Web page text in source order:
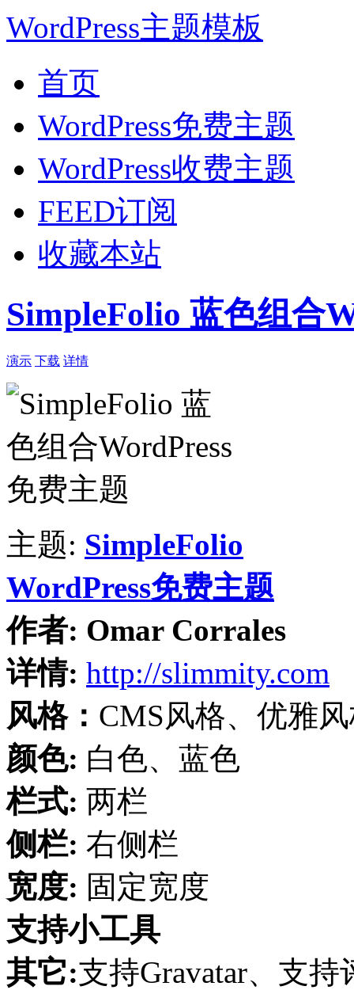
WordPress主题模板
首页
WordPress免费主题
WordPress收费主题
FEED订阅
收藏本站
SimpleFolio 蓝色组合
演示 下载 详情
主题: SimpleFolio
WordPress免费主题
作者: Omar Corrales
详情: http://slimmity.com
风格： CMS风格、优雅
颜色: 白色、蓝色
栏式: 两栏
侧栏: 右侧栏
宽度: 固定宽度
支持小工具
其它:支持Gravatar、支